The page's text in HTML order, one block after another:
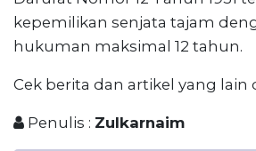
kepemilikan senjata tajam
hukuman maksimal 12 tahun.
Cek berita dan artikel yang lain
Penulis : Zulkarnaim